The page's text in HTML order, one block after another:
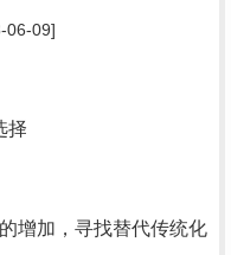
06-09]
择
增加，寻找替代传统化